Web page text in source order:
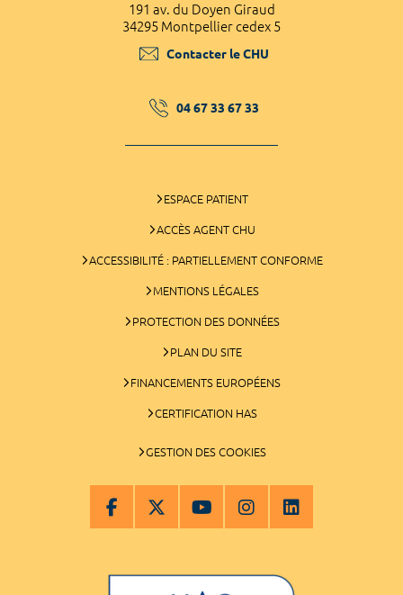
191 av. du Doyen Giraud
34295 Montpellier cedex 5
Contacter le CHU
04 67 33 67 33
ESPACE PATIENT
ACCÈS AGENT CHU
ACCESSIBILITÉ : PARTIELLEMENT CONFORME
MENTIONS LÉGALES
PROTECTION DES DONNÉES
PLAN DU SITE
FINANCEMENTS EUROPÉENS
CERTIFICATION HAS
GESTION DES COOKIES